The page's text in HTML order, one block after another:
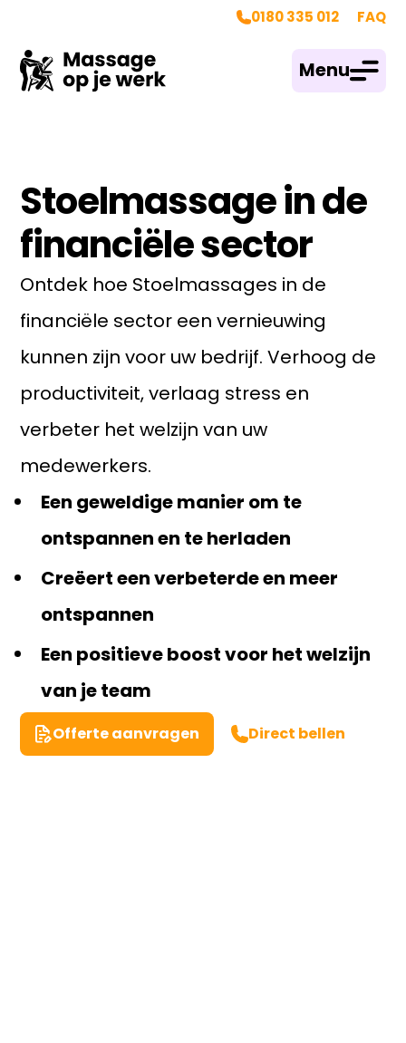
0180 335 012 FAQ
Menu
Stoelmassage in de
financiële sector
Ontdek hoe Stoelmassages in de
financiële sector een vernieuwing
kunnen zijn voor uw bedrijf. Verhoog de
productiviteit, verlaag stress en
verbeter het welzijn van uw
medewerkers.
Een geweldige manier om te
ontspannen en te herladen
Creëert een verbeterde en meer
ontspannen
Een positieve boost voor het welzijn
van je team
Offerte aanvragen Direct bellen